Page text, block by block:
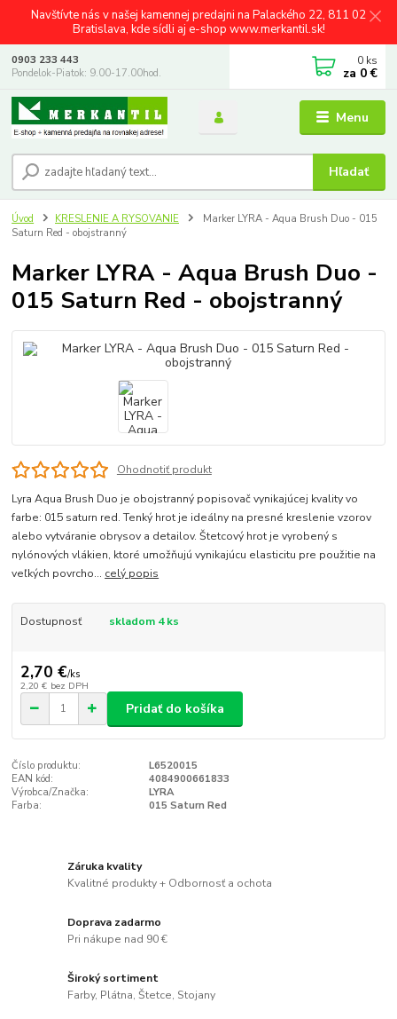
Navštívte nás v našej kamennej predajni na Palackého 22, 811 02
Bratislava, kde sídli aj e-shop www.merkantil.sk!
Menu
Hľadať
0903 233 443
Pondelok-Piatok: 9.00-17.00hod.
0 ks
za 0 €
Úvod KRESLENIE A RYSOVANIE
Marker LYRA - Aqua Brush Duo - 015
Saturn Red - obojstranný
Marker LYRA - Aqua Brush Duo -
015 Saturn Red - obojstranný
Ohodnotiť produkt
Lyra Aqua Brush Duo je obojstranný popisovač vynikajúcej kvality vo
farbe: 015 saturn red. Tenký hrot je ideálny na presné kreslenie vzorov
alebo vytváranie obrysov a detailov. Štetcový hrot je vyrobený s
nylónových vlákien, ktoré umožňujú vynikajúcu elasticitu pre použitie na
veľkých povrcho... celý popis
Dostupnosť skladom 4 ks
2,70 €/ks
2,20 € bez DPH
Pridať do košíka
Číslo produktu:
L6520015
EAN kód:
4084900661833
Výrobca/Značka:
LYRA
Farba:
015 Saturn Red
Záruka kvality
Kvalitné produkty + Odbornosť a ochota
Doprava zadarmo
Pri nákupe nad 90 €
Široký sortiment
Farby, Plátna, Štetce, Stojany